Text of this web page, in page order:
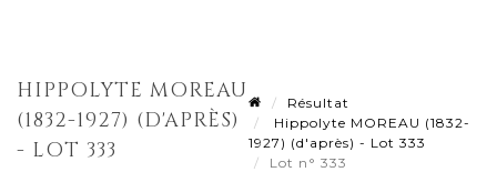
HIPPOLYTE MOREAU
(1832-1927) (D'APRÈS)
- LOT 333
Résultat
Hippolyte MOREAU (1832-
1927) (d'après) - Lot 333
Lot n° 333